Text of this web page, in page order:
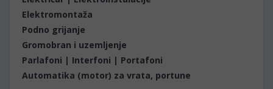
Elektromontaža
Podno grijanje
Gromobran i uzemljenje
Parlafoni | Interfoni | Portafoni
Automatika (motor) za vrata, portune